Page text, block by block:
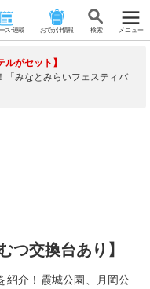
ス･連載 おでかけ情報 検 索 メニュー
ルがセット】
「みなとみらいフェスティバ
つ交換台あり】
紹介！霞城公園、月岡公